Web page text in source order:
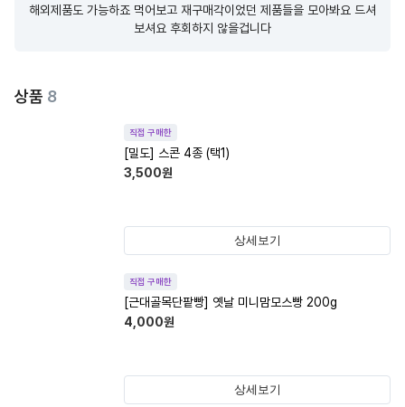
해외제품도 가능하죠 먹어보고 재구매각이었던 제품들을 모아봐요 드셔
보셔요 후회하지 않을겁니다
상품 8
직접 구매한
[밀도] 스콘 4종 (택1)
3,500원
상세보기
직접 구매한
[근대골목단팥빵] 옛날 미니맘모스빵 200g
4,000원
상세보기